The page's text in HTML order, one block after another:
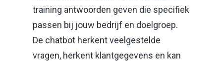
training antwoorden geven die specifiek
passen bij jouw bedrijf en doelgroep.
De chatbot herkent veelgestelde
vragen, herkent klantgegevens en kan